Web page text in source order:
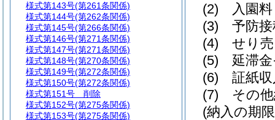
(2)
入園
(3)
予防
(4)
せり
(5)
延滞
(6)
証紙
(7)
その
(納入の期
様式第143号(第261条関係)
様式第144号(第262条関係)
様式第145号(第266条関係)
様式第146号(第271条関係)
様式第147号(第271条関係)
様式第148号(第270条関係)
様式第149号(第272条関係)
様式第150号(第272条関係)
様式第151号 削除
様式第152号(第275条関係)
様式第153号(第275条関係)